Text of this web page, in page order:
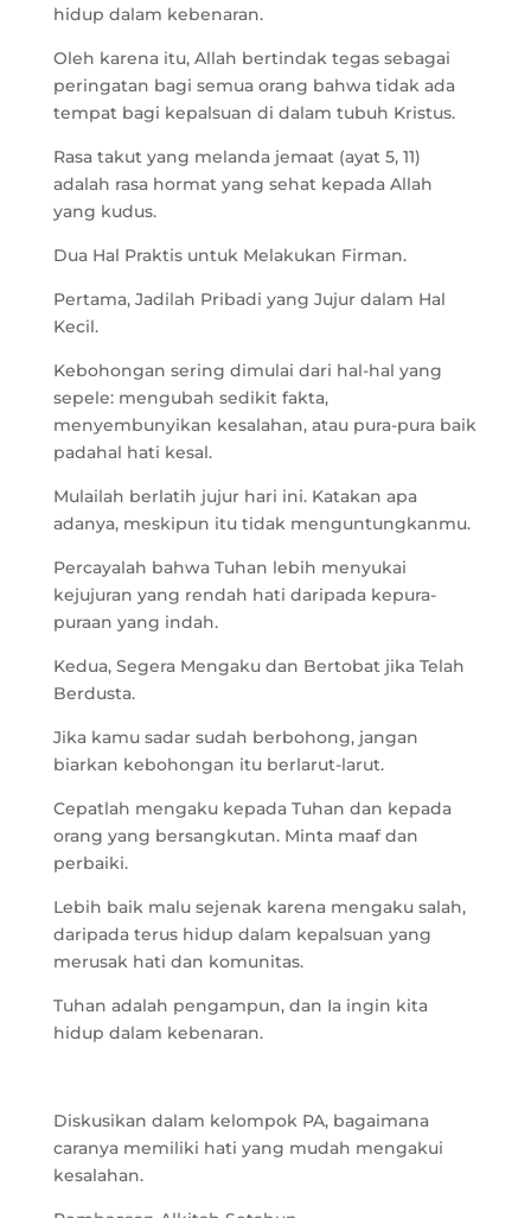
hidup dalam kebenaran.
Oleh karena itu, Allah bertindak tegas sebagai
peringatan bagi semua orang bahwa tidak ada
tempat bagi kepalsuan di dalam tubuh Kristus.
Rasa takut yang melanda jemaat (ayat 5, 11)
adalah rasa hormat yang sehat kepada Allah
yang kudus.
Dua Hal Praktis untuk Melakukan Firman.
Pertama, Jadilah Pribadi yang Jujur dalam Hal
Kecil.
Kebohongan sering dimulai dari hal-hal yang
sepele: mengubah sedikit fakta,
menyembunyikan kesalahan, atau pura-pura baik
padahal hati kesal.
Mulailah berlatih jujur hari ini. Katakan apa
adanya, meskipun itu tidak menguntungkanmu.
Percayalah bahwa Tuhan lebih menyukai
kejujuran yang rendah hati daripada kepura-
puraan yang indah.
Kedua, Segera Mengaku dan Bertobat jika Telah
Berdusta.
Jika kamu sadar sudah berbohong, jangan
biarkan kebohongan itu berlarut-larut.
Cepatlah mengaku kepada Tuhan dan kepada
orang yang bersangkutan. Minta maaf dan
perbaiki.
Lebih baik malu sejenak karena mengaku salah,
daripada terus hidup dalam kepalsuan yang
merusak hati dan komunitas.
Tuhan adalah pengampun, dan Ia ingin kita
hidup dalam kebenaran.
Diskusikan dalam kelompok PA, bagaimana
caranya memiliki hati yang mudah mengakui
kesalahan.